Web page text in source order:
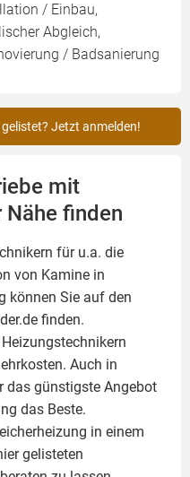
/ Einbau,
Abgleich,
/ Badsanierung
Jetzt anmelden!
mit
finden
für u.a. die
von Kamine in
können Sie auf den
finden.
Auch in
das günstigste Angebot
das Beste.
in einem
gelisteten